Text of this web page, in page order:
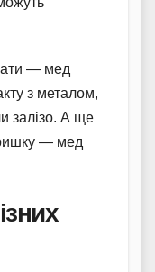
— мед
з металом,
залізо. А ще
— мед